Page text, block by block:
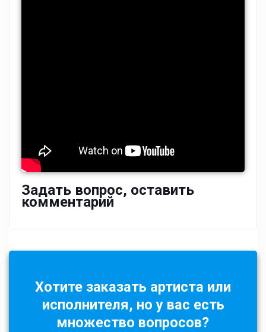
Задать вопрос, оставить
комментарий
Хотите заказать артиста или
исполнителя, но у вас есть
множество вопросов?